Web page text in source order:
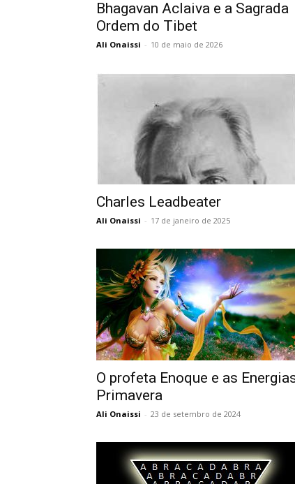
Bhagavan Aclaiva e a Sagrada
Ordem do Tibet
Ali Onaissi - 10 de maio de 2026
Charles Leadbeater
Ali Onaissi - 17 de janeiro de 2025
O profeta Enoque e as
Primavera
Ali Onaissi - 23 de setembro de 2024